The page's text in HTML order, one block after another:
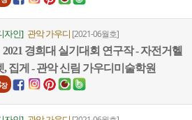
자인] 관악 가우디 [2021-06월호]
2021 경희대 실기대회 연구작 - 자전거헬
, 집게 - 관악 신림 가우디미술학원
장